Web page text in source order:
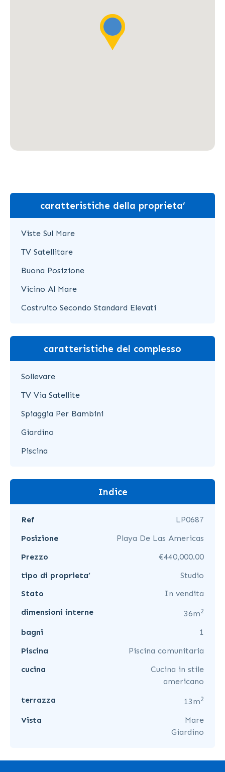
caratteristiche della proprieta’
Viste Sul Mare
TV Satellitare
Buona Posizione
Vicino Al Mare
Costruito Secondo Standard Elevati
caratteristiche del complesso
Sollevare
TV Via Satellite
Spiaggia Per Bambini
Giardino
Piscina
Indice
Ref
LP0687
Posizione
Playa De Las Americas
Prezzo
€440,000.00
tipo di proprieta’
Studio
Stato
In vendita
dimensioni interne
36m2
bagni
1
Piscina
Piscina comunitaria
cucina
Cucina in stile
americano
terrazza
13m2
Vista
Mare
Giardino